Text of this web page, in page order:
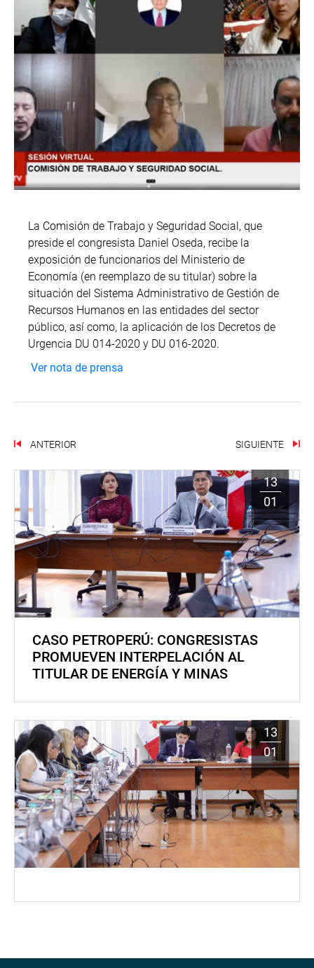
La Comisión de Trabajo y Seguridad Social, que
preside el congresista Daniel Oseda, recibe la
exposición de funcionarios del Ministerio de
Economía (en reemplazo de su titular) sobre la
situación del Sistema Administrativo de Gestión de
Recursos Humanos en las entidades del sector
público, así como, la aplicación de los Decretos de
Urgencia DU 014-2020 y DU 016-2020.
Ver nota de prensa
ANTERIOR SIGUIENTE
13
01
CASO PETROPERÚ: CONGRESISTAS
PROMUEVEN INTERPELACIÓN AL
TITULAR DE ENERGÍA Y MINAS
13
01